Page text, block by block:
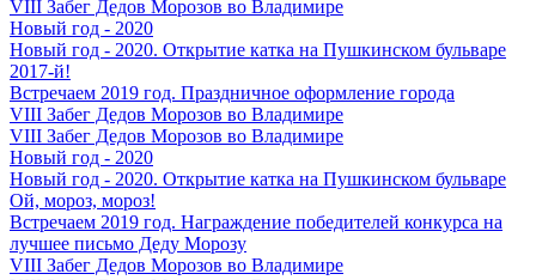
VIII Забег Дедов Морозов во Владимире
Новый год - 2020
Новый год - 2020. Открытие катка на Пушкинском бульваре
2017-й!
Встречаем 2019 год. Праздничное оформление города
VIII Забег Дедов Морозов во Владимире
VIII Забег Дедов Морозов во Владимире
Новый год - 2020
Новый год - 2020. Открытие катка на Пушкинском бульваре
Ой, мороз, мороз!
Встречаем 2019 год. Награждение победителей конкурса на
лучшее письмо Деду Морозу
VIII Забег Дедов Морозов во Владимире